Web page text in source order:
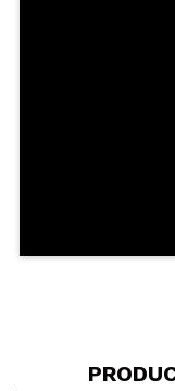
me encanta
probado en
toque a limón